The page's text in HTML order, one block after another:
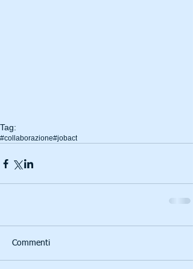
Tag:
#collaborazione#jobact
Commenti